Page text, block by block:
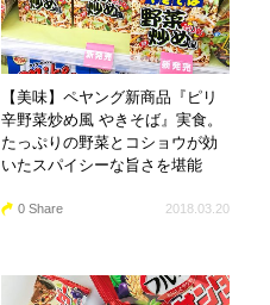
【美味】ペヤング新商品『ピリ
辛野菜炒め風 やきそば』実食。
たっぷりの野菜とコショウが効
いたスパイシーな旨さを堪能
0 Share 2018.03.20